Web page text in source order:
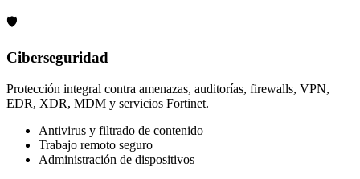
🛡️
Ciberseguridad
Protección integral contra amenazas, auditorías, firewalls, VPN,
EDR, XDR, MDM y servicios Fortinet.
Antivirus y filtrado de contenido
Trabajo remoto seguro
Administración de dispositivos